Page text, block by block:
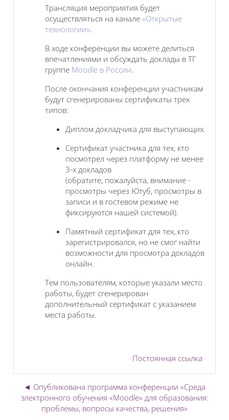
Трансляция мероприятия будет
осуществляться на канале «Открытые
технологии».
В ходе конференции вы можете делиться
впечатлениями и обсуждать доклады в ТГ
группе Moodle в России.
После окончания конференции участникам
будут сгенерированы сертификаты трех
типов:
Диплом докладчика для выступающих.
Сертификат участника для тех, кто
посмотрел через платформу не менее
3-х докладов
(обратите, пожалуйста, внимание -
просмотры через Ютуб, просмотры в
записи и в гостевом режиме не
фиксируются нашей системой).
Памятный сертификат для тех, кто
зарегистрировался, но не смог найти
возможности для просмотра докладов
онлайн.
Тем пользователям, которые указали место
работы, будет сгенерирован
дополнительный сертификат с указанием
места работы.
Постоянная ссылка
◄ Опубликована программа конференции «Среда
электронного обучения «Moodle» для образования:
проблемы, вопросы качества, решения»